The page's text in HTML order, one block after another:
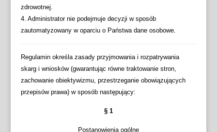
zdrowotnej.
4. Administrator nie podejmuje decyzji w sposób
zautomatyzowany w oparciu o Państwa dane osobowe.
Regulamin określa zasady przyjmowania i rozpatrywania
skarg i wniosków (gwarantując równe traktowanie stron,
zachowanie obiektywizmu, przestrzeganie obowiązujących
przepisów prawa) w sposób następujący:
§ 1
Postanowienia ogólne